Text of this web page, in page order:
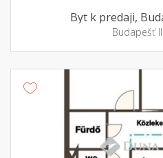
Byt k predaji,
Budapešť